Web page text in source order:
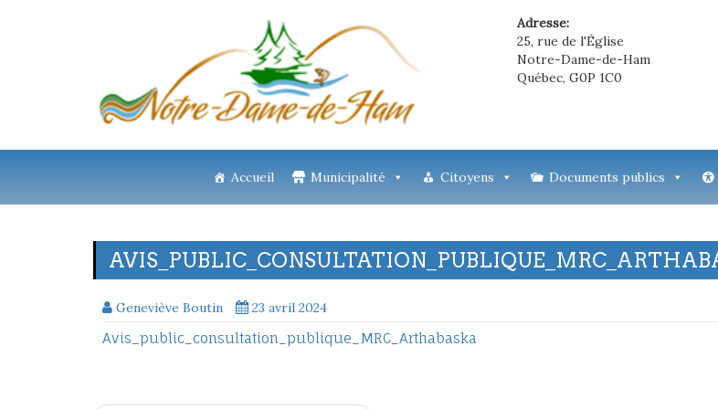
Adresse:
25, rue de l'Église
Notre-Dame-de-Ham
Québec, G0P 1C0
Accueil Municipalité Citoyens Documents publics
Geneviève Boutin 23 avril 2024
Avis_public_consultation_publique_MRC_Arthabaska